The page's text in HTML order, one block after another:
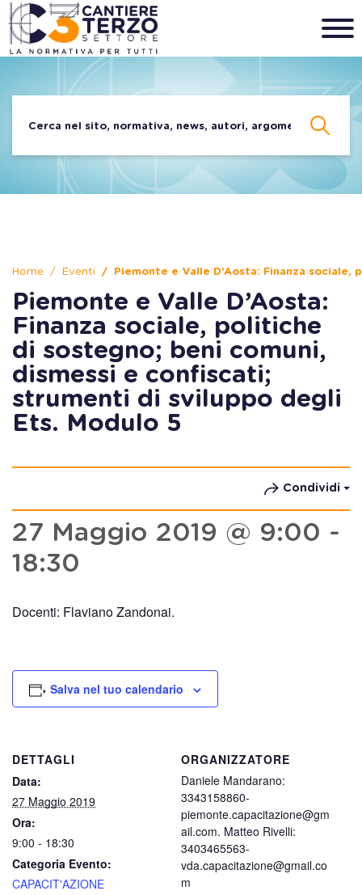
Home Eventi Piemonte e Valle D’Aosta: Finanza
Piemonte e Valle D’Aosta:
Finanza sociale, politiche
di sostegno; beni comuni,
dismessi e confiscati;
strumenti di sviluppo degli
Ets. Modulo 5
Condividi
27 Maggio 2019 @ 9:00 -
18:30
Docenti: Flaviano Zandonai.
Salva nel tuo calendario
DETTAGLI
Data:
27 Maggio 2019
Ora:
9:00 - 18:30
Categoria Evento:
CAPACIT'AZIONE
ORGANIZZATORE
Daniele Mandarano:
3343158860-
piemonte.capacitazione@gm
ail.com. Matteo Rivelli:
3403465563-
vda.capacitazione@gmail.co
m